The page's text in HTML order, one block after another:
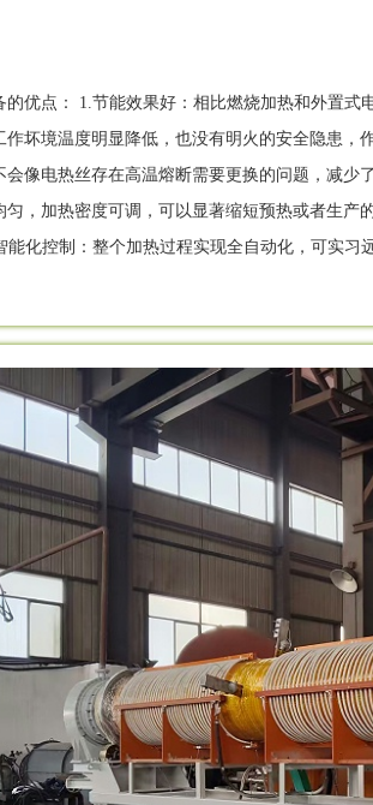
的优点： 1.节能效果好：相比燃烧加热和外置式
作坏境温度明显降低，也没有明火的安全隐患，
会像电热丝存在高温熔断需要更换的问题，减少
匀，加热密度可调，可以显著缩短预热或者生
能化控制：整个加热过程实现全自动化，可实